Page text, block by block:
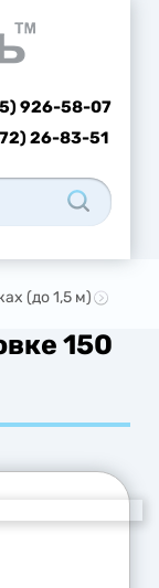
926-58-07
26-83-51
(до 1,5 м)
150